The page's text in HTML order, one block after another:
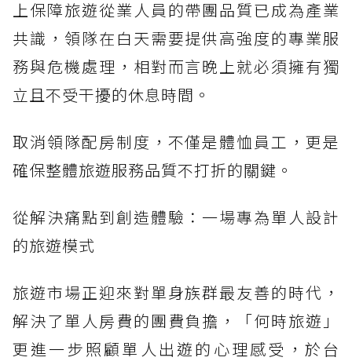
上保障旅遊從業人員的帶團品質已成為產業
共識，領隊在白天需要提供高強度的專業服
務與危機處理，相對而言晚上就必須擁有獨
立且不受干擾的休息時間。
取消領隊配房制度，不僅是體恤員工，更是
確保整體旅遊服務品質不打折的關鍵。
從解決痛點到創造體驗：一場專為單人設計
的旅遊模式
旅遊市場正迎來對單身族群最友善的時代，
解決了單人房費的團費負擔，「何時旅遊」
更進一步照顧單人出遊的心理感受，於台